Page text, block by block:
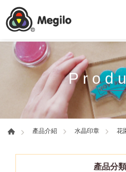
產品介紹 水晶印章 花
產品分類